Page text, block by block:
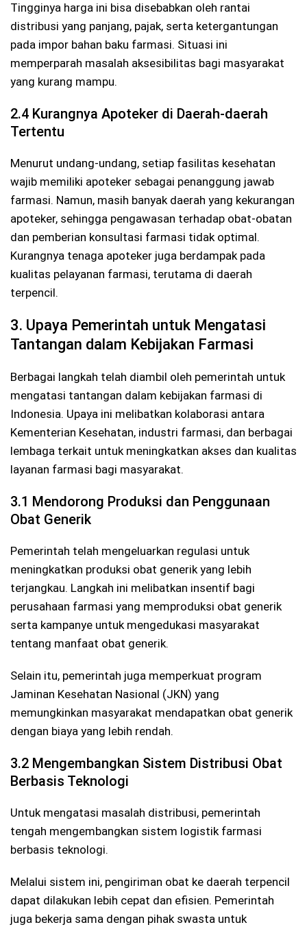
Tingginya harga ini bisa disebabkan oleh rantai
distribusi yang panjang, pajak, serta ketergantungan
pada impor bahan baku farmasi. Situasi ini
memperparah masalah aksesibilitas bagi masyarakat
yang kurang mampu.
2.4 Kurangnya Apoteker di Daerah-daerah
Tertentu
Menurut undang-undang, setiap fasilitas kesehatan
wajib memiliki apoteker sebagai penanggung jawab
farmasi. Namun, masih banyak daerah yang kekurangan
apoteker, sehingga pengawasan terhadap obat-obatan
dan pemberian konsultasi farmasi tidak optimal.
Kurangnya tenaga apoteker juga berdampak pada
kualitas pelayanan farmasi, terutama di daerah
terpencil.
3. Upaya Pemerintah untuk Mengatasi
Tantangan dalam Kebijakan Farmasi
Berbagai langkah telah diambil oleh pemerintah untuk
mengatasi tantangan dalam kebijakan farmasi di
Indonesia. Upaya ini melibatkan kolaborasi antara
Kementerian Kesehatan, industri farmasi, dan berbagai
lembaga terkait untuk meningkatkan akses dan kualitas
layanan farmasi bagi masyarakat.
3.1 Mendorong Produksi dan Penggunaan
Obat Generik
Pemerintah telah mengeluarkan regulasi untuk
meningkatkan produksi obat generik yang lebih
terjangkau. Langkah ini melibatkan insentif bagi
perusahaan farmasi yang memproduksi obat generik
serta kampanye untuk mengedukasi masyarakat
tentang manfaat obat generik.
Selain itu, pemerintah juga memperkuat program
Jaminan Kesehatan Nasional (JKN) yang
memungkinkan masyarakat mendapatkan obat generik
dengan biaya yang lebih rendah.
3.2 Mengembangkan Sistem Distribusi Obat
Berbasis Teknologi
Untuk mengatasi masalah distribusi, pemerintah
tengah mengembangkan sistem logistik farmasi
berbasis teknologi.
Melalui sistem ini, pengiriman obat ke daerah terpencil
dapat dilakukan lebih cepat dan efisien. Pemerintah
juga bekerja sama dengan pihak swasta untuk